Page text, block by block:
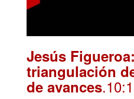
Jesús
triangulación
de avances